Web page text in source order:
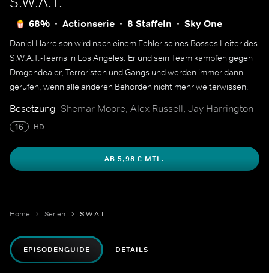
68% Actionserie 8 Staffeln Sky One
Daniel Harrelson wird nach einem Fehler seines Bosses Leiter des
S.W.A.T.-Teams in Los Angeles. Er und sein Team kämpfen gegen
Drogendealer, Terroristen und Gangs und werden immer dann
gerufen, wenn alle anderen Behörden nicht mehr weiterwissen.
Besetzung Shemar Moore, Alex Russell, Jay Harrington
16 HD
AB 5,98 € MTL.
Home Serien S.W.A.T.
EPISODENGUIDE DETAILS